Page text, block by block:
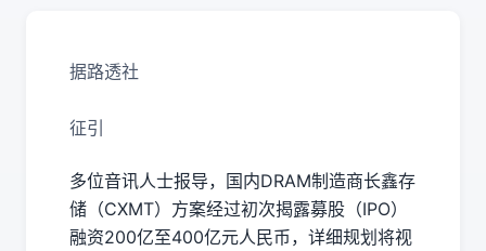
据路透社
征引
多位音讯人士报导，国内DRAM制造商长鑫存
储（CXMT）方案经过初次揭露募股（IPO）
融资200亿至400亿元人民币，详细规划将视